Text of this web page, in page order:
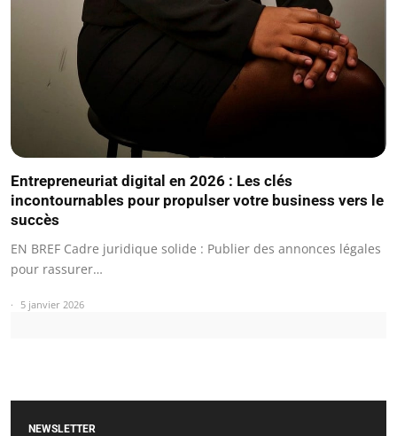
Entrepreneuriat digital en 2026 : Les clés
incontournables pour propulser votre business vers le
succès
EN BREF Cadre juridique solide : Publier des annonces légales
pour rassurer…
5 janvier 2026
NEWSLETTER